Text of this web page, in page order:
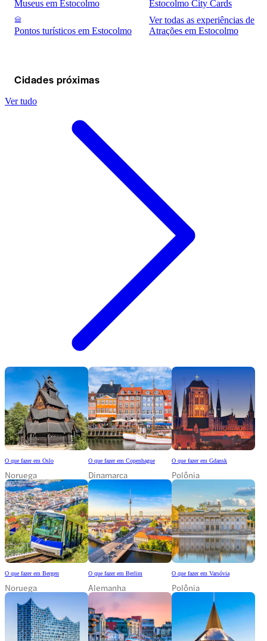
Museus em Estocolmo Estocolmo City Cards
Pontos turísticos em Estocolmo
Ver todas as experiências de
Atrações em Estocolmo
Cidades próximas
Ver tudo
O que fazer em Oslo
Noruega
O que fazer em Copenhague
Dinamarca
O que fazer em Gdansk
Polônia
O que fazer em Bergen
Noruega
O que fazer em Berlim
Alemanha
O que fazer em Varsóvia
Polônia